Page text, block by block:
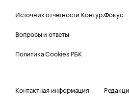
Источник отчетности Контур.Фокус
Вопросы и ответы
Политика Cookies РБК
Контактная информация